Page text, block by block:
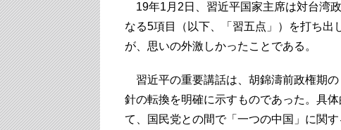
19年1月2日、習近平国家主席は対台湾
なる5項目（以下、「習五点」）を打ち出
が、思いの外激しかったことである。
習近平の重要講話は、胡錦濤前政権期
針の転換を明確に示すものであった。具
て、国民党との間で「一つの中国」に関